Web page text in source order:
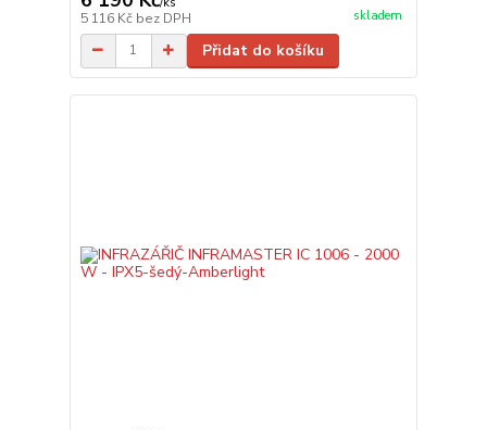
5 116 Kč bez DPH skladem
Přidat do košíku